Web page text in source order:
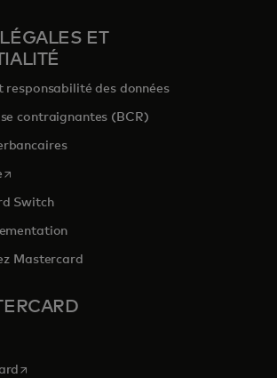
ET
des données
contraignantes (BCR)
s’ouvre dans un nouvel onglet
Switch
Mastercard
dans un nouvel onglet
s’ouvre dans un nouvel onglet